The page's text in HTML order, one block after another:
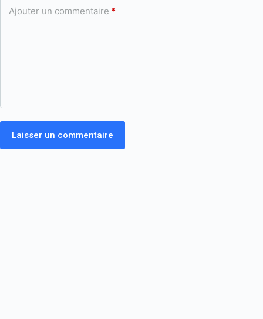
Ajouter un commentaire *
Laisser un commentaire